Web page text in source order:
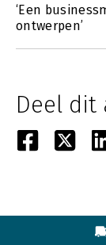
‘Een
ontwerpen’
Deel dit